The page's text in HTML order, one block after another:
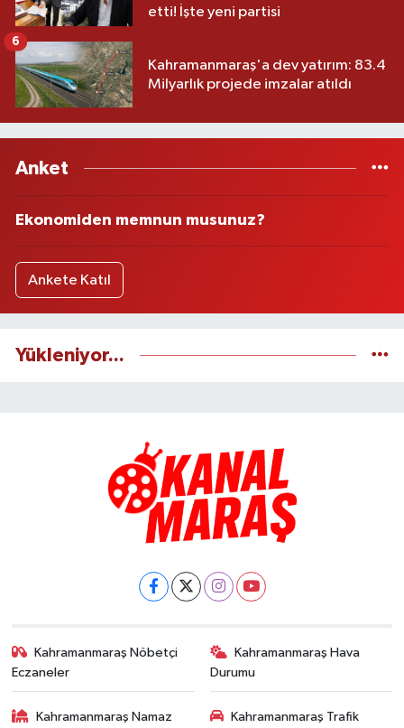
etti! İşte yeni partisi
Kahramanmaraş'a dev yatırım: 83.4
Milyarlık projede imzalar atıldı
6
Anket
Ekonomiden memnun musunuz?
Ankete Katıl
Yükleniyor...
Kahramanmaraş Nöbetçi
Eczaneler
Kahramanmaraş Hava
Durumu
Kahramanmaraş Namaz
Kahramanmaraş Trafik